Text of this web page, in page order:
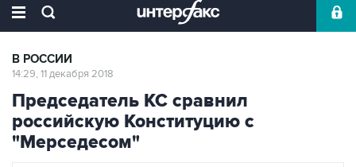
В РОССИИ
14:29, 11 декабря 2018
Председатель КС сравнил
российскую Конституцию с
"Мерседесом"